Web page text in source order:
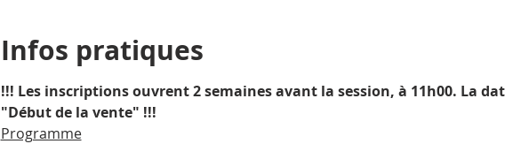
Infos pratiques
!!! Les inscriptions ouvrent 2 semaines avant la session, à 11h00. La
"Début de la vente" !!!
Programme